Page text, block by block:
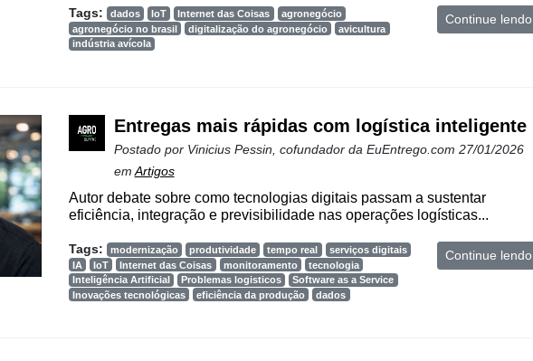
Tags: dados IoT Internet das Coisas
agronegócio
agronegócio no brasil
digitalização do agronegócio
avicultura
indústria avícola
Continue lendo
Entregas mais rápidas com logística inteligente
Postado por Vinicius Pessin, cofundador da EuEntrego.com 27/01/2026
em Artigos
Autor debate sobre como tecnologias digitais passam a sustentar
eficiência, integração e previsibilidade nas operações logísticas...
Tags: modernização produtividade tempo real
serviços digitais
IA
IoT Internet das Coisas monitoramento
tecnologia
Inteligência Artificial
Problemas logisticos
Software as a Service
Inovações tecnológicas
eficiência da produção dados
Continue lendo